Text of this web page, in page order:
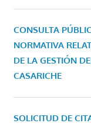
CONSULTA
NORMATIVA
DE LA GESTIÓN
CASARICHE
SOLICITUD DE